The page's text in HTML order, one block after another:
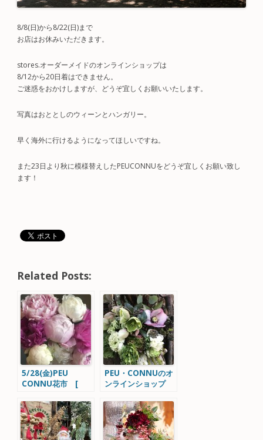
8/8(日)から8/22(日)まで
お店はお休みいただきます。
stores.オーダーメイドのオンラインショップは
8/12から20日着はできません。
ご迷惑をおかけしますが、どうぞ宜しくお願いいたします。
写真はおととしのウィーンとハンガリー。
早く海外に行けるようになってほしいですね。
また23日より秋に模様替えしたPEUCONNUをどうぞ宜しくお願い致し
ます！
Related Posts:
5/28(金)PEU
CONNU花市 [
]
PEU・CONNUのオ
ンラインショップ
メイドフラワー